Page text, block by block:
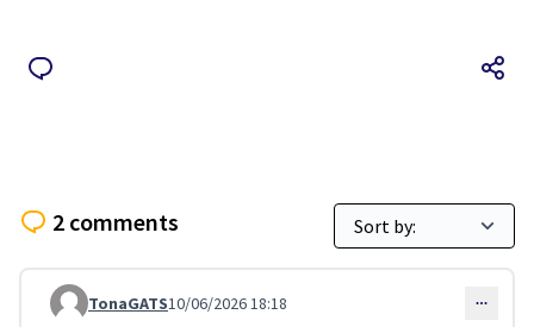
2 comments
Comment 5626
TonaGATS10/06/2026 18:18